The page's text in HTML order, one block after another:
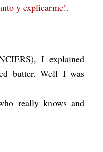
y explicarme!.
I explained
butter. Well I was
really knows and